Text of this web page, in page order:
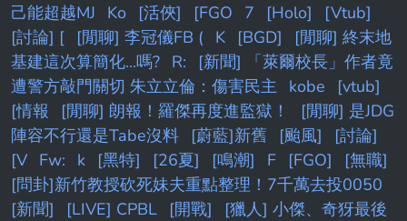
己能超越MJ
Ko [活俠] [FGO 7 [Holo]
[Vtub]
[討論] [
[閒聊] 李冠儀FB ( K [BGD]
[閒聊] 終末地
基建這次算簡化...嗎? R:
[新聞] 「萊爾校長」作者竟
遭警方敲門關切 朱立立倫：傷害民主
kobe
[vtub]
[情報
[閒聊] 朗報！羅傑再度進監獄！
[閒聊] 是JDG
陣容不行還是Tabe沒料
[蔚藍]新舊 [颱風]
[討論]
[V Fw: k [黑特] [26夏] [鳴潮] F [FGO]
[無職]
[問卦]新竹教授砍死妹夫重點整理！7千萬去投0050
[新聞]
[LIVE] CPBL [開戰]
[獵人] 小傑、奇犽最後